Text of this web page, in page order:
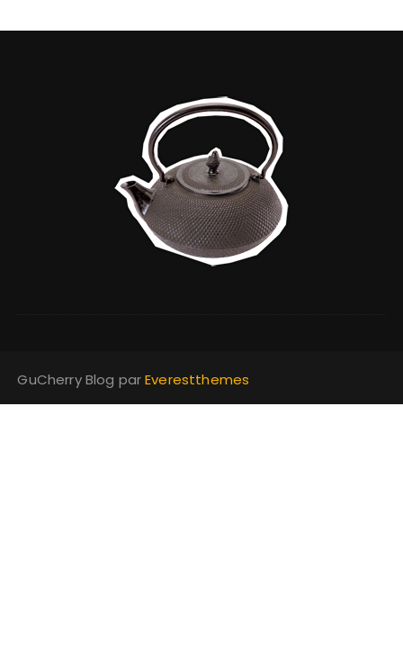
GuCherry Blog parEverestthemes